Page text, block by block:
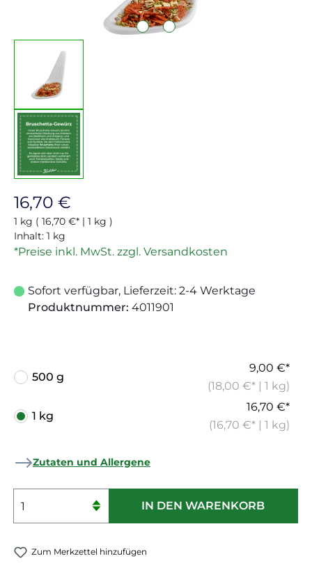
Regulärer Preis:
16,70 €
1 kg ( 16,70 €* | 1 kg )
Inhalt: 1 kg
*Preise inkl. MwSt. zzgl. Versandkosten
Sofort verfügbar, Lieferzeit: 2-4 Werktage
Produktnummer: 4011901
500 g
9,00 €*
(18,00 €* | 1 kg)
1 kg
16,70 €*
(16,70 €* | 1 kg)
Zutaten und Allergene
Produkt Anzahl: Gib den
IN DEN WARENKORB
Zum Merkzettel hinzufügen